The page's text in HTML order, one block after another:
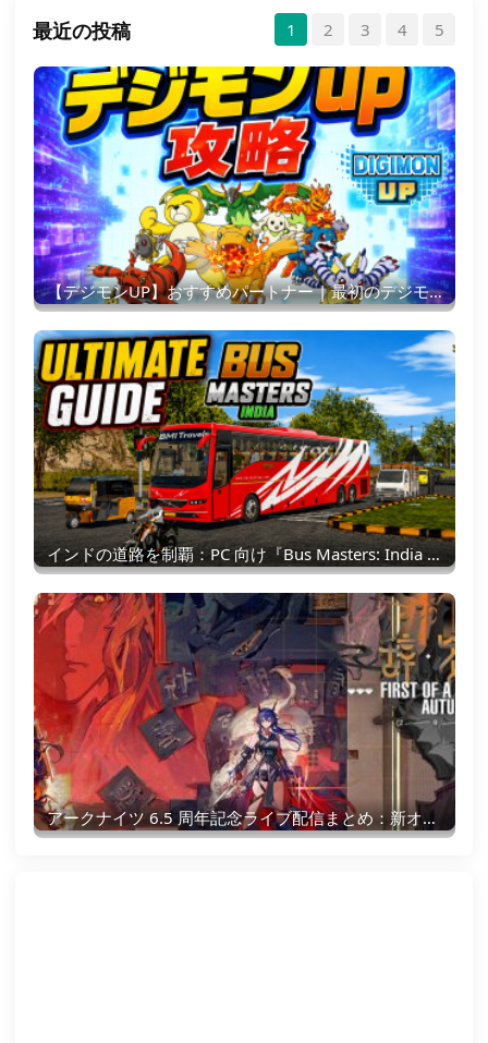
最近の投稿 1 2 3 4 5
【デジモンUP】おすすめパートナー | 最初のデジモンの選び方
インドの道路を制覇：PC 向け『Bus Masters: India Simulator』究極ガイド
アークナイツ 6.5 周年記念ライブ配信まとめ：新オペレーター、イベント、報酬のすべて